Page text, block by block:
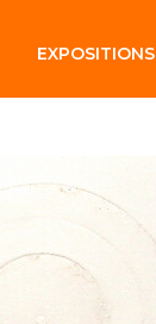
EXPOSITIONS